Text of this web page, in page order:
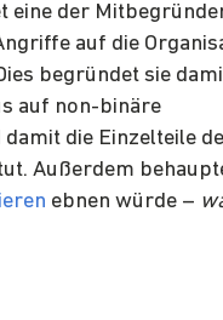
eine der
auf die
begründet sie
auf non-binäre
die Einzelteile
Außerdem
ebnen würde –